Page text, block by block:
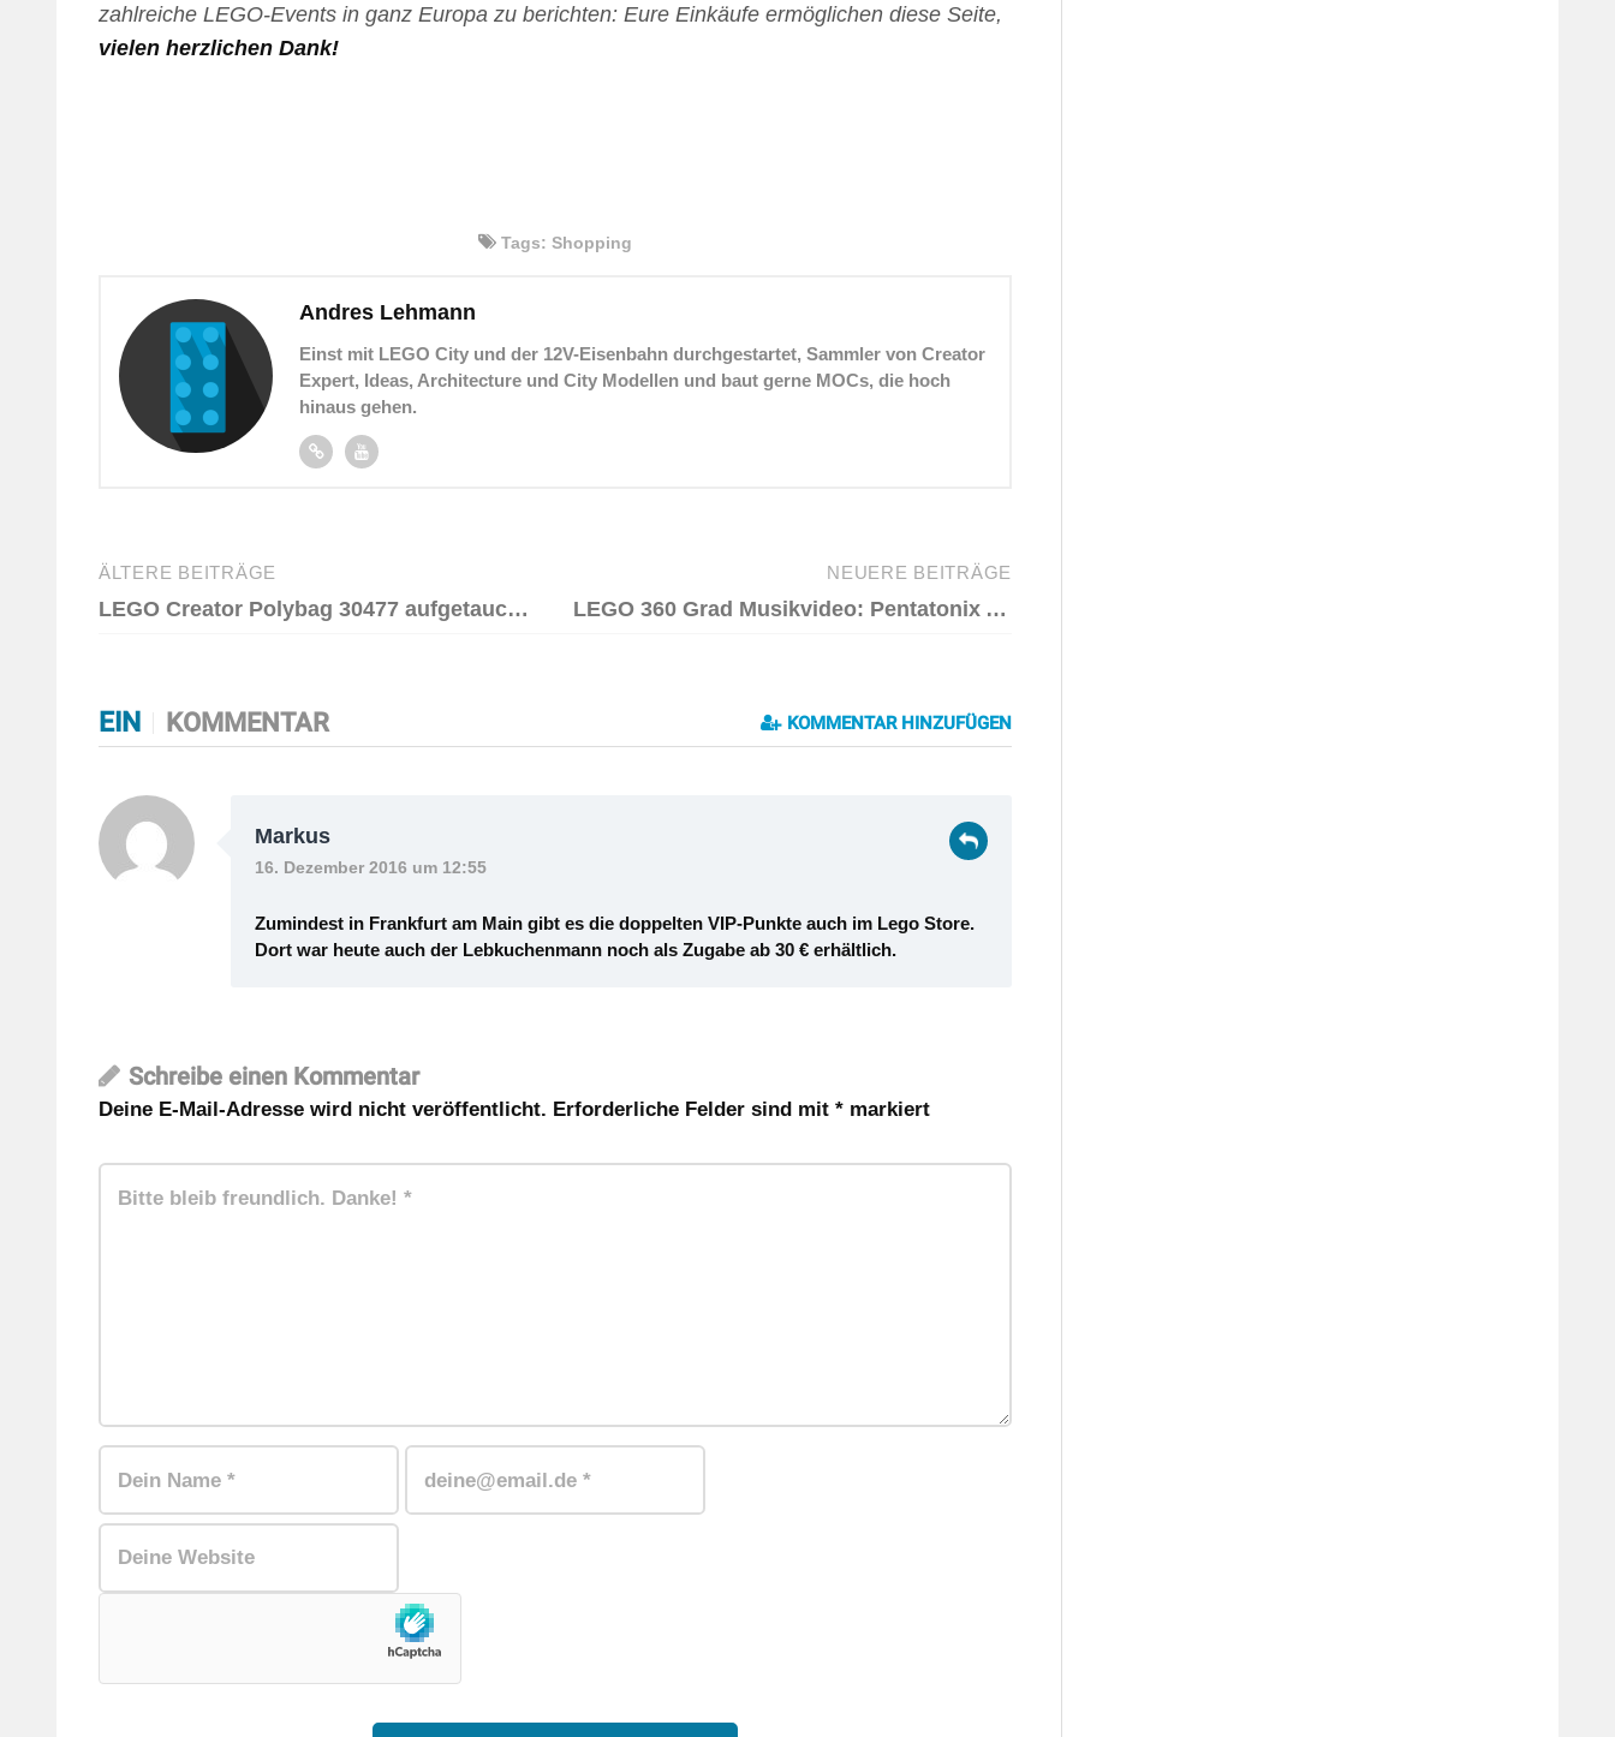
zahlreiche LEGO-Events in ganz Europa zu berichten: Eure Einkäufe ermöglichen diese Seite,
vielen herzlichen Dank!
Tags:Shopping
Andres Lehmann
Einst mit LEGO City und der 12V-Eisenbahn durchgestartet, Sammler von Creator
Expert, Ideas, Architecture und City Modellen und baut gerne MOCs, die hoch
hinaus gehen.
Beitragsnavigation
ÄLTERE BEITRÄGE
LEGO Creator Polybag 30477 aufgetaucht: Ein Chameleon
NEUERE BEITRÄGE
LEGO 360 Grad Musikvideo: Pentatonix Acapella
EIN KOMMENTAR KOMMENTAR HINZUFÜGEN
Markus
16. Dezember 2016 um 12:55
Zumindest in Frankfurt am Main gibt es die doppelten VIP-Punkte auch im Lego Store.
Dort war heute auch der Lebkuchenmann noch als Zugabe ab 30 € erhältlich.
Schreibe einen Kommentar
Deine E-Mail-Adresse wird nicht veröffentlicht. Erforderliche Felder sind mit * markiert